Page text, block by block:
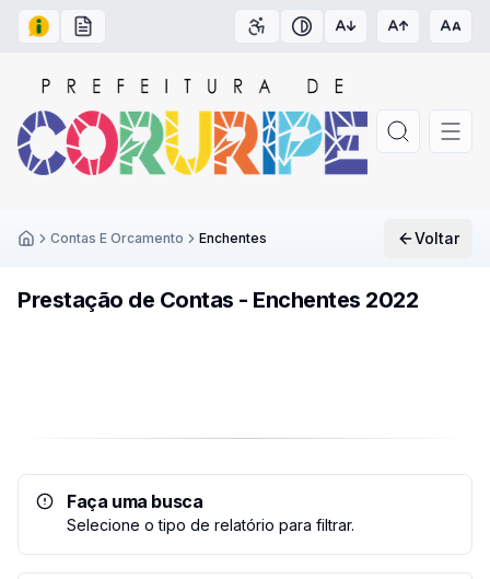
Acesso à Informação
Carta de Serviços Acessibilidade
Contraste
Contas E Orcamento Enchentes Voltar
Prestação de Contas - Enchentes 2022
Faça uma busca
Selecione o tipo de relatório para filtrar.